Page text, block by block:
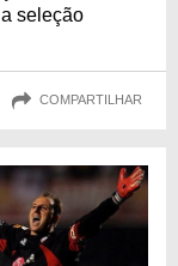
seleção
COMPARTILHAR